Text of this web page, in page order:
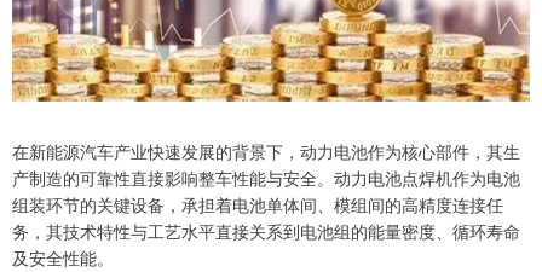
在新能源汽车产业快速发展的背景下，动力电池作为核心部件，其生
产制造的可靠性直接影响整车性能与安全。动力电池点焊机作为电池
组装环节的关键设备，承担着电池单体间、模组间的高精度连接任
务，其技术特性与工艺水平直接关系到电池组的能量密度、循环寿命
及安全性能。